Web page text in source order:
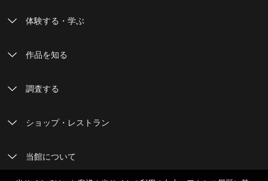
体験する・学ぶ
作品を知る
調査する
ショップ・レストラン
当館について